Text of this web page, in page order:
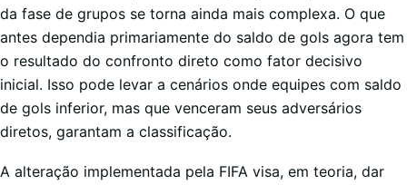
da fase de grupos se torna ainda mais complexa. O que
antes dependia primariamente do saldo de gols agora tem
o resultado do confronto direto como fator decisivo
inicial. Isso pode levar a cenários onde equipes com saldo
de gols inferior, mas que venceram seus adversários
diretos, garantam a classificação.
A alteração implementada pela FIFA visa, em teoria, dar